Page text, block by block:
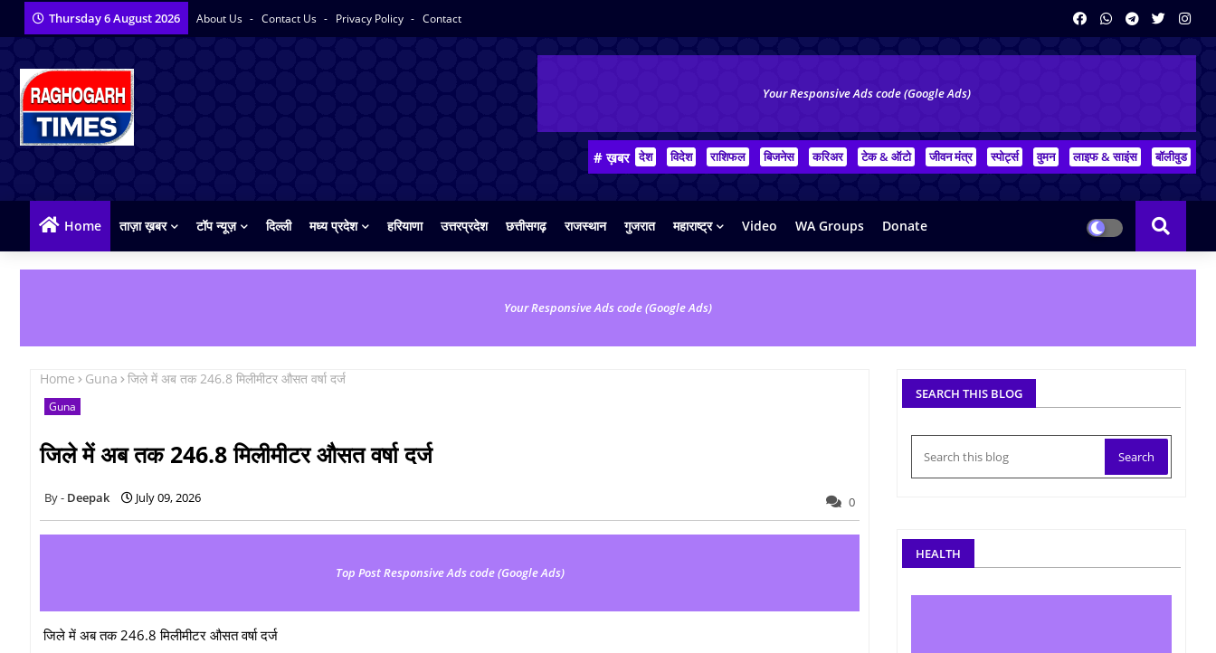
Thursday 6 August 2026 About Us Contact Us Privacy Policy Contact
Your Responsive Ads code (Google Ads)
# ख़बर देश विदेश राशिफल बिजनेस करिअर टेक & ऑटो जीवन मंत्र स्पोर्ट्स वुमन लाइफ & साइंस बॉलीवुड
Home ताज़ा ख़बर टॉप न्यूज़ दिल्ली मध्य प्रदेश हरियाणा उत्तरप्रदेश छत्तीसगढ़ राजस्थान गुजरात महाराष्ट्र Video WA Groups Donate
Your Responsive Ads code (Google Ads)
Home Guna जिले में अब तक 246.8 मिलीमीटर औसत वर्षा दर्ज
Guna
जिले में अब तक 246.8 मिलीमीटर औसत वर्षा दर्ज
Deepak July 09, 2026 0
Top Post Responsive Ads code (Google Ads)
जिले में अब तक 246.8 मिलीमीटर औसत वर्षा दर्ज
SEARCH THIS BLOG
HEALTH